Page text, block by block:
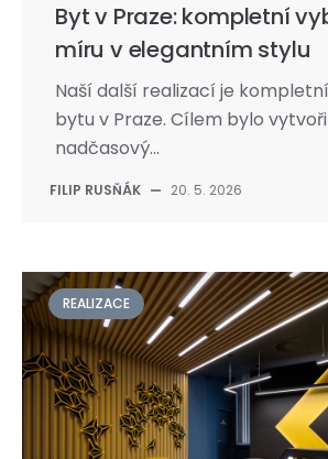
Byt v Praze: kompletní
míru v elegantním stylu
Naší další realizací je
bytu v Praze. Cílem bylo
nadčasový...
FILIP RUSŇÁK — 20. 5. 2026
REALIZACE